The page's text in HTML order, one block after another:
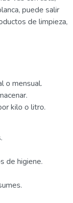
puede salir
de limpieza,
o mensual.
kilo o litro.
de higiene.